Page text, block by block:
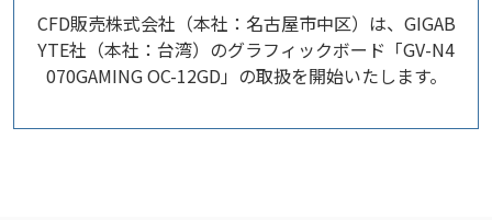
CFD販売株式会社（本社：名古屋市中区）は、GIGAB
YTE社（本社：台湾）のグラフィックボード「GV-N4
070GAMING OC-12GD」の取扱を開始いたします。